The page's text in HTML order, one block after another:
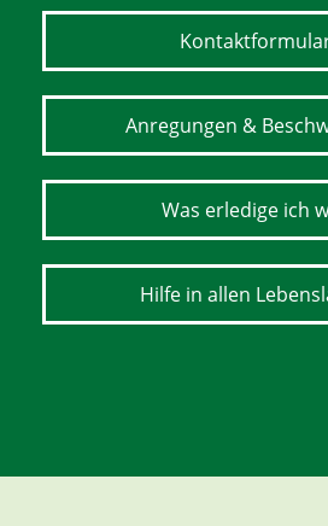
Anregungen &
Was erledige ich
Hilfe in allen